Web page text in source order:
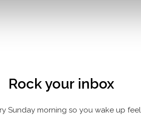
Rock your inbox
Sunday morning so you wake up